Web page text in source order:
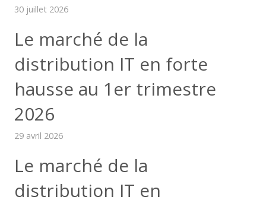
30 juillet 2026
Le marché de la
distribution IT en forte
hausse au 1er trimestre
2026
29 avril 2026
Le marché de la
distribution IT en